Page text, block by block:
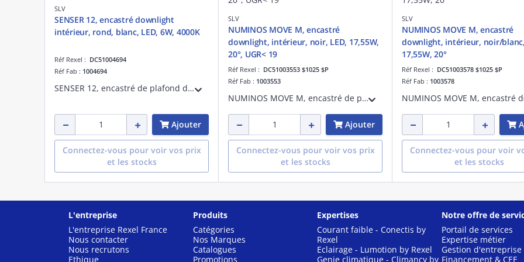
SLV
SENSER 12, encastré downlight
intérieur, rond, blanc, LED, 6W, 4000K
Réf Rexel : DC51004694
Réf Fab : 1004694
SENSER 12, encastré de plafond downlight intérieur, rond, blanc, LED, 6W, 4000K
Ajouter
Connectez-vous pour voir vos prix
et les stocks
SLV
NUMINOS MOVE M, encastré
downlight, intérieur, noir, LED, 17,55W,
20°, UGR< 19
Réf Rexel : DC51003553 $1025 $P
Réf Fab : 1003553
NUMINOS MOVE M, encastré de plafond downlight LED, intérieur, noir/noir, LED, 17,55 W, 2700 K, IP 20, 20°, IRC 90, 1460 lm, IK02, UGR < 19, aluminium
Ajouter
Connectez-vous pour voir vos prix
et les stocks
SLV
NUMINOS MOVE M, encastré
downlight, intérieur, noir/blanc,
17,55W, 20°
Réf Rexel : DC51003578 $1025 $P
Réf Fab : 1003578
Connectez-vous pour voir
et les stocks
L'entreprise
L'entreprise Rexel France
Nous contacter
Nous recrutons
Ethique
Produits
Catégories
Nos Marques
Catalogues
Promotions
Expertises
Courant faible - Conectis by
Rexel
Eclairage - Lumotion by Rexel
Genie climatique - Climancy by
Notre offre de
Portail de services
Expertise métier
Gestion d'entreprise
Financement & CEE